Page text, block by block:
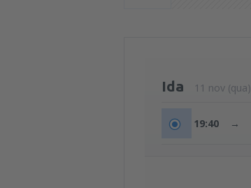
Ida 11 nov (qua)
19:40 →